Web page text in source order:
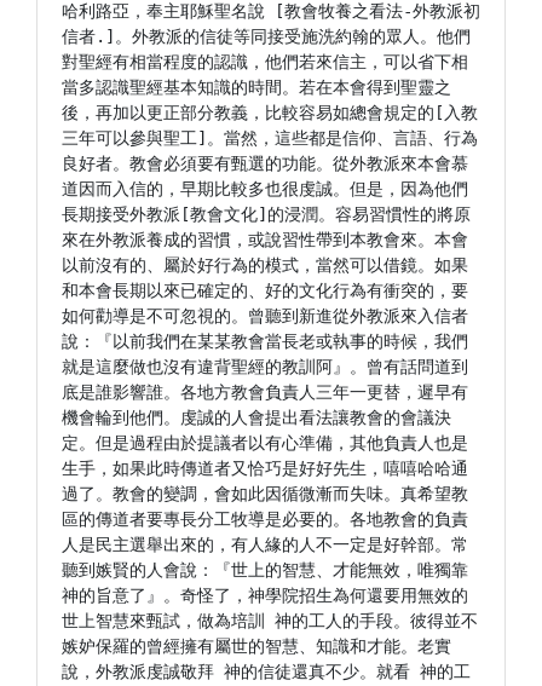
哈利路亞，奉主耶穌聖名說 [教會牧養之看法-外教派初
信者.]。外教派的信徒等同接受施洗約翰的眾人。他們
對聖經有相當程度的認識，他們若來信主，可以省下相
當多認識聖經基本知識的時間。若在本會得到聖靈之
後，再加以更正部分教義，比較容易如總會規定的[入教
三年可以參與聖工]。當然，這些都是信仰、言語、行為
良好者。教會必須要有甄選的功能。從外教派來本會慕
道因而入信的，早期比較多也很虔誠。但是，因為他們
長期接受外教派[教會文化]的浸潤。容易習慣性的將原
來在外教派養成的習慣，或說習性帶到本教會來。本會
以前沒有的、屬於好行為的模式，當然可以借鏡。如果
和本會長期以來已確定的、好的文化行為有衝突的，要
如何勸導是不可忽視的。曾聽到新進從外教派來入信者
說：『以前我們在某某教會當長老或執事的時候，我們
就是這麼做也沒有違背聖經的教訓阿』。曾有話問道到
底是誰影響誰。各地方教會負責人三年一更替，遲早有
機會輪到他們。虔誠的人會提出看法讓教會的會議決
定。但是過程由於提議者以有心準備，其他負責人也是
生手，如果此時傳道者又恰巧是好好先生，嘻嘻哈哈通
過了。教會的變調，會如此因循微漸而失味。真希望教
區的傳道者要專長分工牧導是必要的。各地教會的負責
人是民主選舉出來的，有人緣的人不一定是好幹部。常
聽到嫉賢的人會說：『世上的智慧、才能無效，唯獨靠
神的旨意了』。奇怪了，神學院招生為何還要用無效的
世上智慧來甄試，做為培訓 神的工人的手段。彼得並不
嫉妒保羅的曾經擁有屬世的智慧、知識和才能。老實
說，外教派虔誠敬拜 神的信徒還真不少。就看 神的工